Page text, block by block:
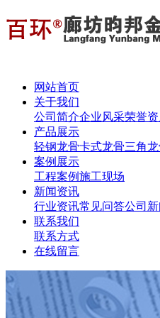
网站首页
关于我们
公司简介企业风采荣誉
产品展示
轻钢龙骨卡式龙骨三角
案例展示
工程案例施工现场
新闻资讯
行业资讯常见问答公司新
联系我们
联系方式
在线留言